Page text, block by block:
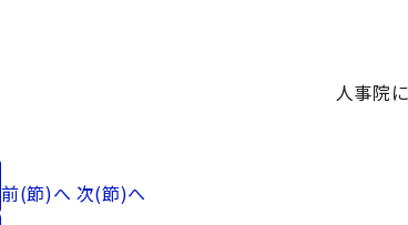
人事院
前(節)へ 次(節)へ